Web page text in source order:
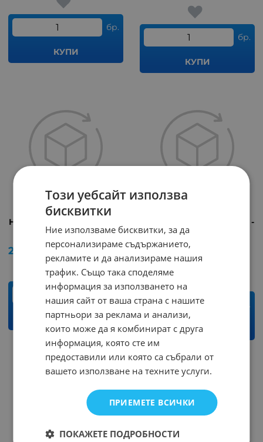
бр.
КУПИ
бр.
КУПИ
HDMI EXTENDER 30m UTP
Арт.№: 247703
20.40 € / 39.90 лв.
КУПИ
Стерео преход 6.35mm -
букса 5FZ зарче F176B
Арт.№: 247639
0.77 € / 1.51
бр.
КУПИ
Този уебсайт използва
бисквитки
Ние използваме бисквитки, за да
персонализираме съдържанието,
рекламите и да анализираме нашия
трафик. Също така споделяме
информация за използването на
нашия сайт от ваша страна с нашите
партньори за реклама и анализи,
които може да я комбинират с друга
информация, която сте им
предоставили или която са събрали от
вашето използване на техните услуги.
ПРИЕМЕТЕ ВСИЧКИ
ПОКАЖЕТЕ ПОДРОБНОСТИ